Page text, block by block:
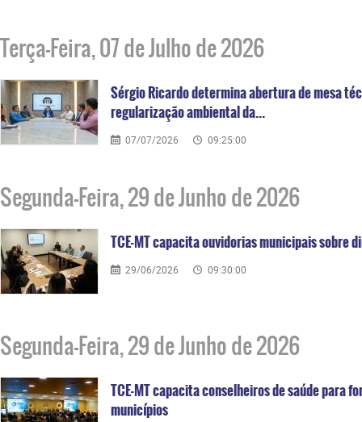
Terça-Feira, 07 de Julho de 2026
Sérgio Ricardo determina abertura de mesa
regularização ambiental da...
07/07/2026 09:25:00
Segunda-Feira, 29 de Junho de 2026
TCE-MT capacita ouvidorias municipais sobre
29/06/2026 09:30:00
Segunda-Feira, 29 de Junho de 2026
TCE-MT capacita conselheiros de saúde para
municípios